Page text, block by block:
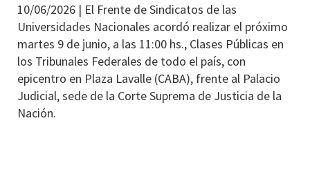
10/06/2026 | El Frente de Sindicatos de las
Universidades Nacionales acordó realizar el próximo
martes 9 de junio, a las 11:00 hs., Clases Públicas en
los Tribunales Federales de todo el país, con
epicentro en Plaza Lavalle (CABA), frente al Palacio
Judicial, sede de la Corte Suprema de Justicia de la
Nación.